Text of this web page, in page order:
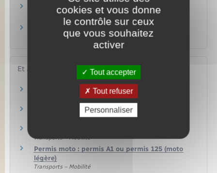
Faut-il une assurance pour conduire une
voiture sans permis ?
Assurance auto : qu'est-ce que la garantie
responsabilité civile ?
Et aussi
Assurance automobile (véhicule)
Argent – Impôts – Consommation
Permis de conduire
Transports – Mobilité
Transports – Mobilité
Permis moto : permis A1 ou permis 125 (moto
légère)
Transports – Mobilité
cookies et vous donne
le contrôle sur ceux
que vous souhaitez
activer
Tout accepter
Tout refuser
Personnaliser